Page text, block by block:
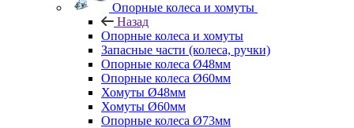
Опорные колеса и хомуты
Назад
Опорные колеса и хомуты
Запасные части (колеса, ручки)
Опорные колеса Ø48мм
Опорные колеса Ø60мм
Хомуты Ø48мм
Хомуты Ø60мм
Опорные колеса Ø73мм